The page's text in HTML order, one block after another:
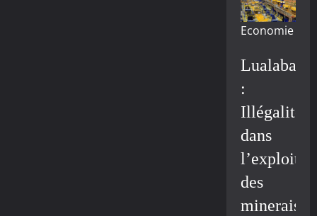
Economie
Lualaba
:
Illégalité
dans
des
minerais